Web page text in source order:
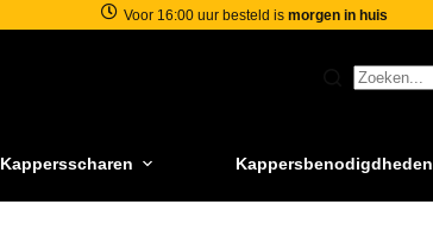
Voor 16:00 uur besteld ismorgen in huis
Kappersscharen Kappersbenodigdheden